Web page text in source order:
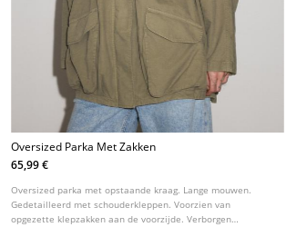
Oversized Parka Met Zakken
65,99 €
Oversized parka met opstaande kraag. Lange mouwen.
Gedetailleerd met schouderkleppen. Voorzien van
opgezette klepzakken aan de voorzijde. Verborgen